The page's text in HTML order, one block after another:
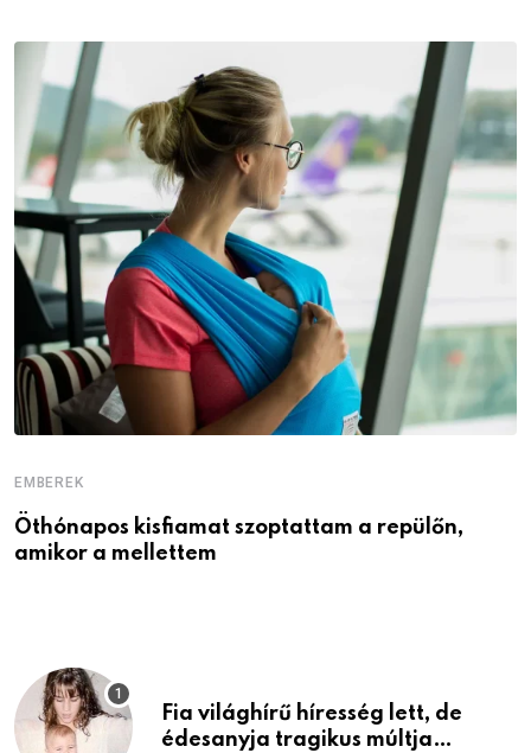
EMBEREK
Öthónapos kisfiamat szoptattam a repülőn,
amikor a mellettem
Fia világhírű híresség lett, de
édesanyja tragikus múltja